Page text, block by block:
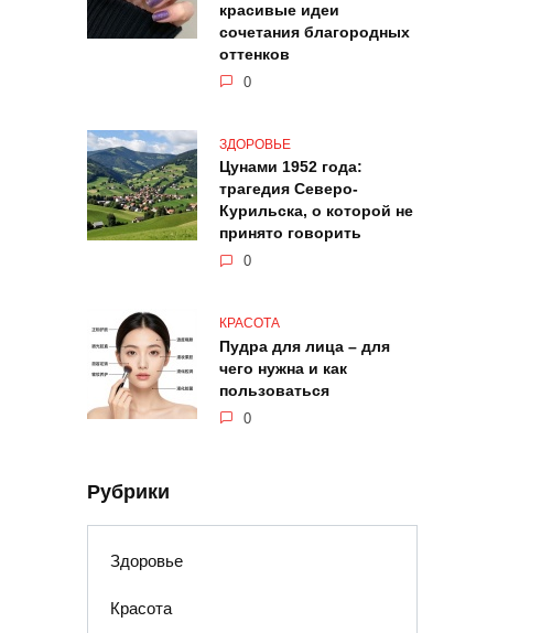
красивые идеи
сочетания благородных
оттенков
0
ЗДОРОВЬЕ
Цунами 1952 года:
трагедия Северо-
Курильска, о которой не
принято говорить
0
КРАСОТА
Пудра для лица – для
чего нужна и как
пользоваться
0
Рубрики
Здоровье
Красота